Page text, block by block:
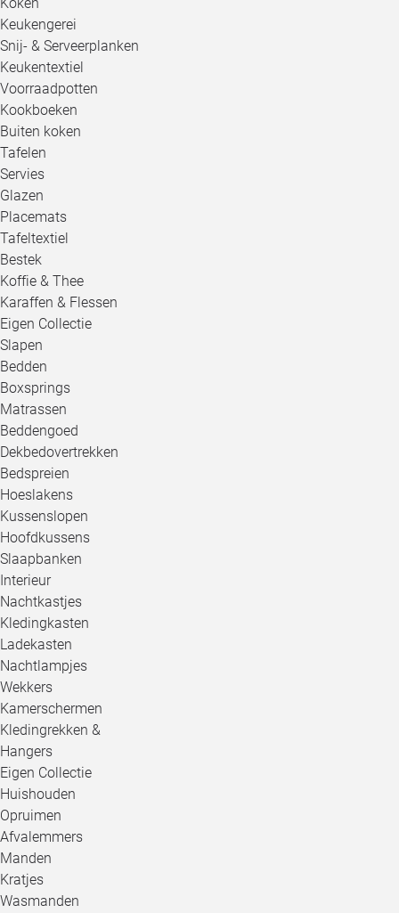
Keukengerei
Snij- & Serveerplanken
Keukentextiel
Voorraadpotten
Kookboeken
Buiten koken
Tafelen
Servies
Glazen
Placemats
Tafeltextiel
Bestek
Koffie & Thee
Karaffen & Flessen
Eigen Collectie
Slapen
Bedden
Boxsprings
Matrassen
Beddengoed
Dekbedovertrekken
Bedspreien
Hoeslakens
Kussenslopen
Hoofdkussens
Slaapbanken
Interieur
Nachtkastjes
Kledingkasten
Ladekasten
Nachtlampjes
Wekkers
Kamerschermen
Kledingrekken &
Hangers
Eigen Collectie
Huishouden
Opruimen
Afvalemmers
Manden
Kratjes
Wasmanden